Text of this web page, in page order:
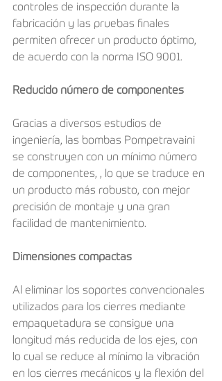
controles de inspección durante la
fabricación y las pruebas finales
permiten ofrecer un producto óptimo,
de acuerdo con la norma ISO 9001.
Reducido número de componentes
Gracias a diversos estudios de
ingeniería, las bombas Pompetravaini
se construyen con un mínimo número
de componentes, , lo que se traduce en
un producto más robusto, con mejor
precisión de montaje y una gran
facilidad de mantenimiento.
Dimensiones compactas
Al eliminar los soportes convencionales
utilizados para los cierres mediante
empaquetadura se consigue una
longitud más reducida de los ejes, con
lo cual se reduce al mínimo la vibración
en los cierres mecánicos y la flexión del